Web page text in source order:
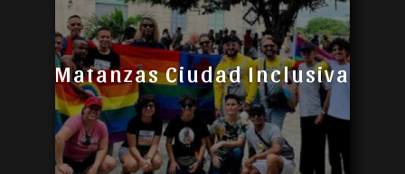
Matanzas Ciudad Inclusiva